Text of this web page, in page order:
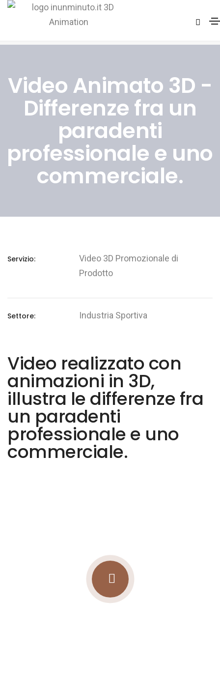
Video Animazione 3D Paradenti Professionale
Video Animato 3D -
Differenze fra un
paradenti
professionale e uno
commerciale.
Servizio:
Video 3D Promozionale di
Prodotto
Settore: Industria Sportiva
Video realizzato con
animazioni in 3D,
illustra le differenze fra
un paradenti
professionale e uno
commerciale.